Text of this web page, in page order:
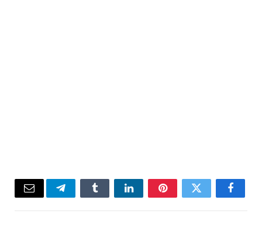
Facebook
Twitter
Pinterest
LinkedIn
Tumblr
Telegram
Email